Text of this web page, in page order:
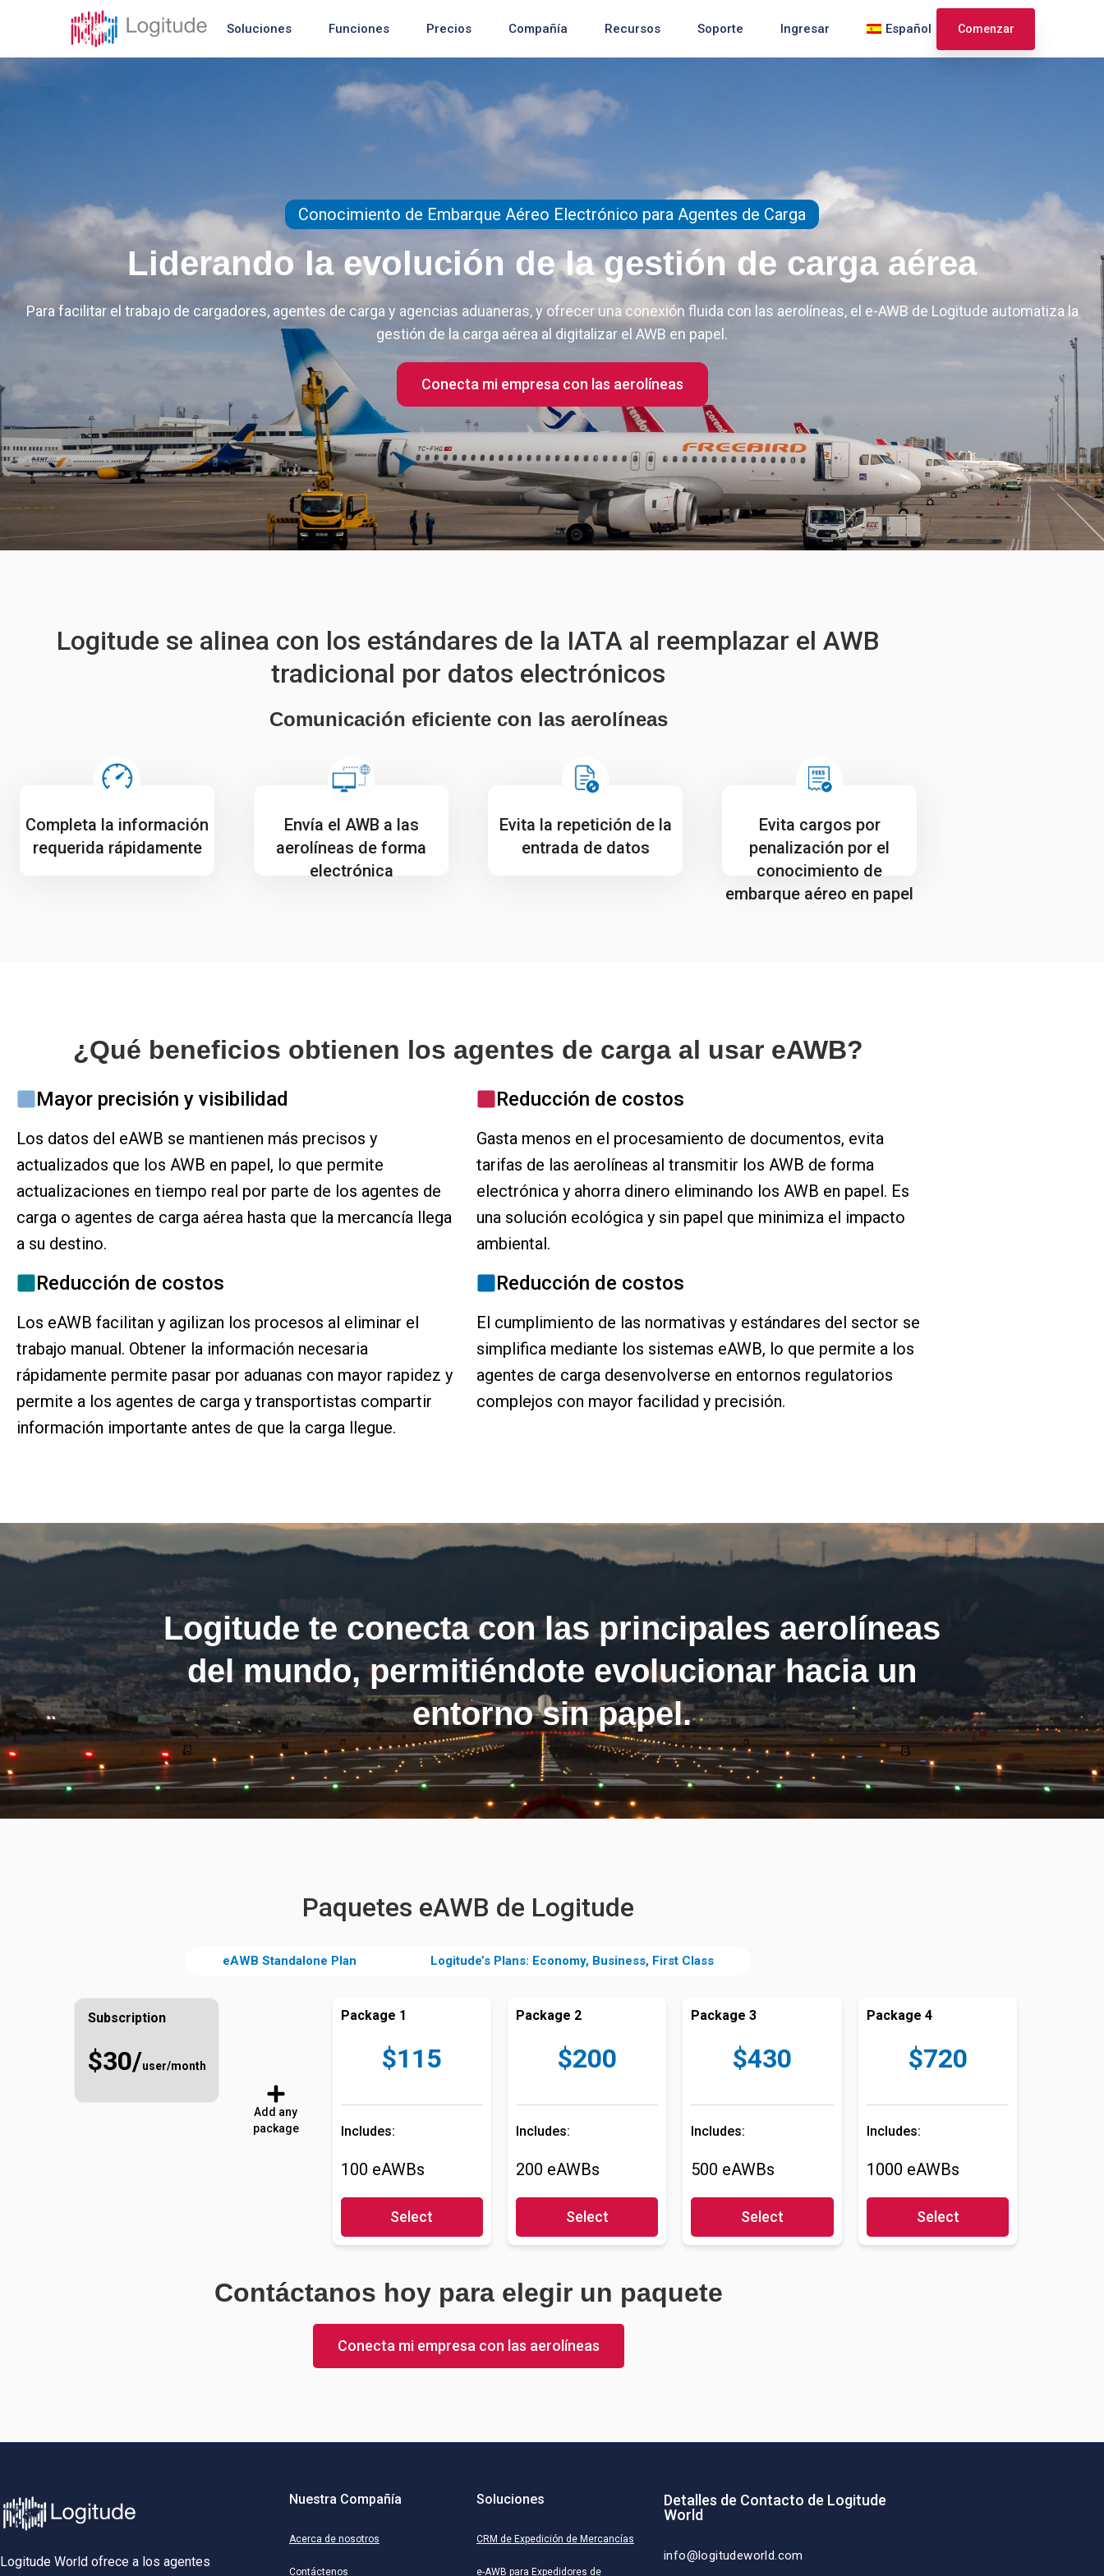
Soluciones Funciones
Reciente
Precios Compañía Recursos Soporte Ingresar Español Comenzar
Conocimiento de Embarque Aéreo Electrónico para Agentes de Carga
Liderando la evolución de la gestión de carga aérea
Para facilitar el trabajo de cargadores, agentes de carga y agencias aduaneras, y ofrecer una conexión fluida con las aerolíneas, el e-AWB de Logitude automatiza la
gestión de la carga aérea al digitalizar el AWB en papel.
Conecta mi empresa con las aerolíneas
Logitude se alinea con los estándares de la IATA al reemplazar el AWB
tradicional por datos electrónicos
Comunicación eficiente con las aerolíneas
Completa la información
requerida rápidamente
Envía el AWB a las
aerolíneas de forma
electrónica
Evita la repetición de la
entrada de datos
Evita cargos por
penalización por el
conocimiento de
embarque aéreo en papel
¿Qué beneficios obtienen los agentes de carga al usar eAWB?
Mayor precisión y visibilidad
Los datos del eAWB se mantienen más precisos y
actualizados que los AWB en papel, lo que permite
actualizaciones en tiempo real por parte de los agentes de
carga o agentes de carga aérea hasta que la mercancía llega
a su destino.
Reducción de costos
Gasta menos en el procesamiento de documentos, evita
tarifas de las aerolíneas al transmitir los AWB de forma
electrónica y ahorra dinero eliminando los AWB en papel. Es
una solución ecológica y sin papel que minimiza el impacto
ambiental.
Reducción de costos
Los eAWB facilitan y agilizan los procesos al eliminar el
trabajo manual. Obtener la información necesaria
rápidamente permite pasar por aduanas con mayor rapidez y
permite a los agentes de carga y transportistas compartir
información importante antes de que la carga llegue.
Reducción de costos
El cumplimiento de las normativas y estándares del sector se
simplifica mediante los sistemas eAWB, lo que permite a los
agentes de carga desenvolverse en entornos regulatorios
complejos con mayor facilidad y precisión.
Logitude te conecta con las principales aerolíneas
del mundo, permitiéndote evolucionar hacia un
entorno sin papel.
Paquetes eAWB de Logitude
eAWB Standalone Plan Logitude’s Plans: Economy, Business, First Class
Subscription
$30/user/month
Add any
package
Package 1
$115
Includes:
100 eAWBs
Select
Package 2
$200
Includes:
200 eAWBs
Select
Package 3
$430
Includes:
500 eAWBs
Select
Package 4
$720
Includes:
1000 eAWBs
Select
Contáctanos hoy para elegir un paquete
Conecta mi empresa con las aerolíneas
Logitude World ofrece a los agentes
Nuestra Compañía
Acerca de nosotros
Contáctenos
Soluciones
CRM de Expedición de Mercancías
e-AWB para Expedidores de
Detalles de Contacto de Logitude
World
info@logitudeworld.com